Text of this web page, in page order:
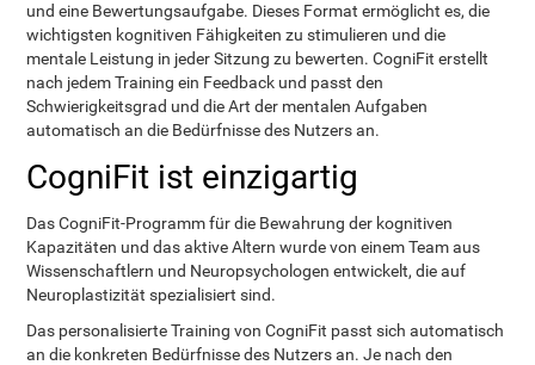
und eine Bewertungsaufgabe. Dieses Format ermöglicht es, die
wichtigsten kognitiven Fähigkeiten zu stimulieren und die
mentale Leistung in jeder Sitzung zu bewerten. CogniFit erstellt
nach jedem Training ein Feedback und passt den
Schwierigkeitsgrad und die Art der mentalen Aufgaben
automatisch an die Bedürfnisse des Nutzers an.
CogniFit ist einzigartig
Das CogniFit-Programm für die Bewahrung der kognitiven
Kapazitäten und das aktive Altern wurde von einem Team aus
Wissenschaftlern und Neuropsychologen entwickelt, die auf
Neuroplastizität spezialisiert sind.
Das personalisierte Training von CogniFit passt sich automatisch
an die konkreten Bedürfnisse des Nutzers an. Je nach den